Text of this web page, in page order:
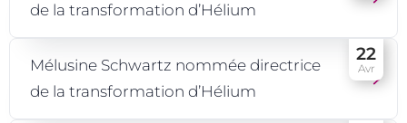
de la transformation d’Hélium
22
Avr
Mélusine Schwartz nommée directrice
de la transformation d’Hélium